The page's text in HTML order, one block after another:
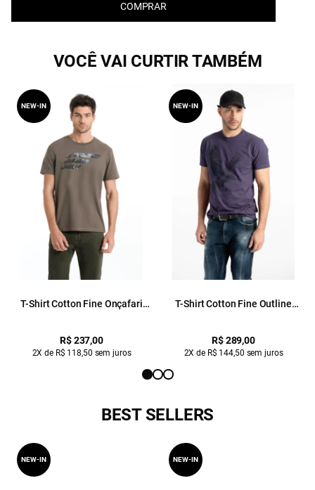
COMPRAR
VOCÊ VAI CURTIR TAMBÉM
T-Shirt Cotton Fine Onçafari
R$ 237,00
2X de R$ 118,50 sem juros
NEW-IN
T-Shirt Cotton Fine Outline
R$ 289,00
2X de R$ 144,50 sem juros
NEW-IN
BEST SELLERS
NEW-IN NEW-IN